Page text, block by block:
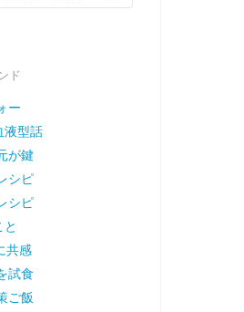
ド
ー
液型話
が鍵
シピ
シピ
共感
試食
ご飯